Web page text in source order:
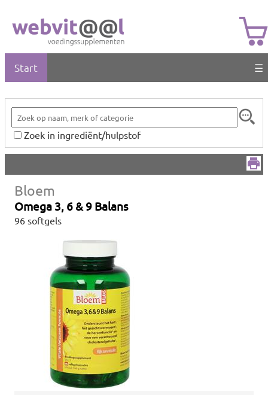
Start ☰
Zoek in ingrediënt/hulpstof
Bloem
Omega 3, 6 & 9 Balans
96 softgels